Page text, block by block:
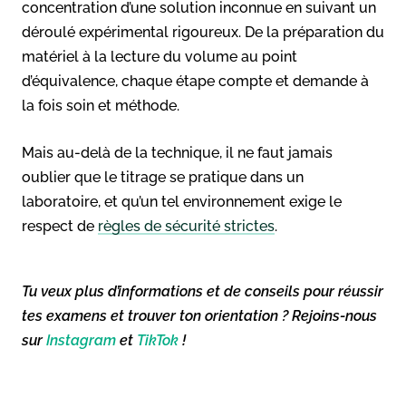
concentration d’une solution inconnue en suivant un
déroulé expérimental rigoureux. De la préparation du
matériel à la lecture du volume au point
d’équivalence, chaque étape compte et demande à
la fois soin et méthode.
Mais au-delà de la technique, il ne faut jamais
oublier que le titrage se pratique dans un
laboratoire, et qu’un tel environnement exige le
respect de règles de sécurité strictes.
Tu veux plus d’informations et de conseils pour réussir
tes examens et trouver ton orientation ? Rejoins-nous
surInstagram et TikTok !